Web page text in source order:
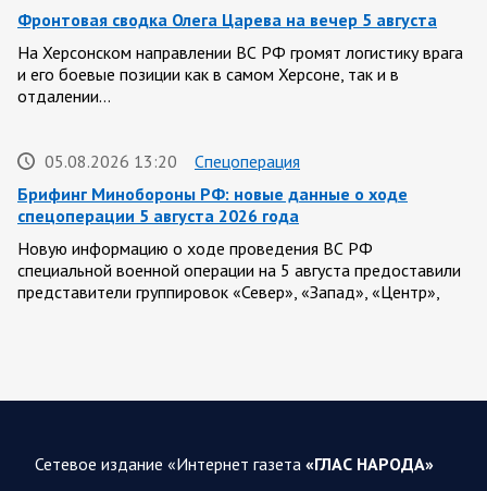
Фронтовая сводка Олега Царева на вечер 5 августа
На Херсонском направлении ВС РФ громят логистику врага
и его боевые позиции как в самом Херсоне, так и в
отдалении…
05.08.2026 13:20
Спецоперация
Брифинг Минобороны РФ: новые данные о ходе
спецоперации 5 августа 2026 года
Новую информацию о ходе проведения ВС РФ
специальной военной операции на 5 августа предоставили
представители группировок «Север», «Запад», «Центр»,
Вооружённые силы РФ освободили населённый пункт
Сетевое издание «Интернет газета «ГЛАС НАРОДА»